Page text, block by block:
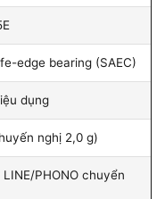
edge bearing (SAEC)
dụng
nghị 2,0 g)
PHONO chuyển